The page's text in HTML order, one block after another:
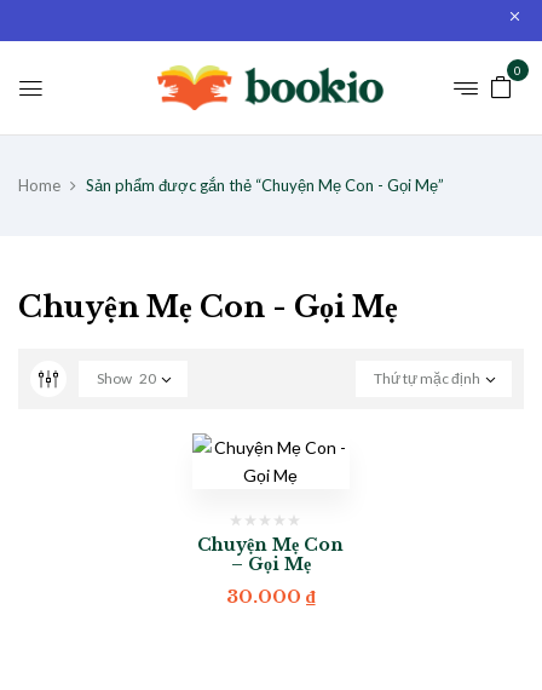
0
Home Sản phẩm được gắn thẻ “Chuyện Mẹ Con - Gọi Mẹ”
Chuyện Mẹ Con - Gọi Mẹ
Thứ tự mặc định
Show 20
Chuyện Mẹ Con
– Gọi Mẹ
30.000 ₫